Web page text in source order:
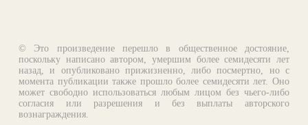
© Это произведение перешло в общественное достояние,
поскольку написано автором, умершим более семидесяти лет
назад, и опубликовано прижизненно, либо посмертно, но с
момента публикации также прошло более семидесяти лет. Оно
может свободно использоваться любым лицом без чьего-либо
согласия или разрешения и без выплаты авторского
вознаграждения.